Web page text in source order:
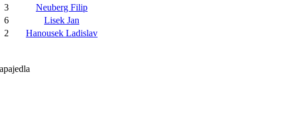
3
Neuberg Filip
6
Lisek Jan
2
Hanousek Ladislav